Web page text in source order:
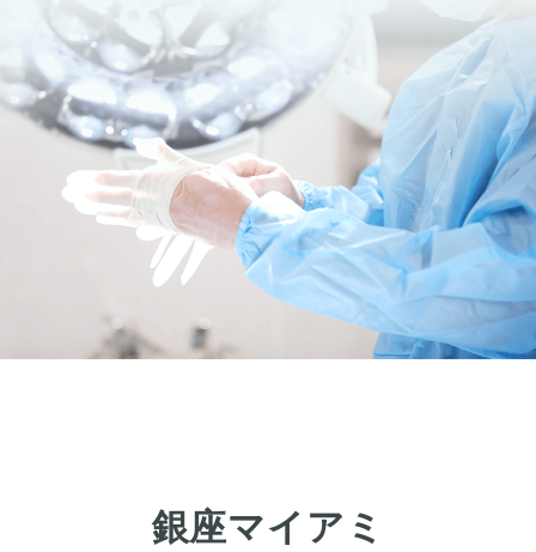
銀座マイアミ